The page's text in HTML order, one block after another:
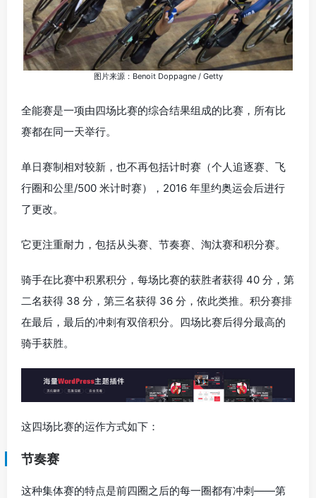
图片来源：Benoit Doppagne / Getty
全能赛是一项由四场比赛的综合结果组成的比赛，所有比
赛都在同一天举行。
单日赛制相对较新，也不再包括计时赛（个人追逐赛、飞
行圈和公里/500 米计时赛），2016 年里约奥运会后进行
了更改。
它更注重耐力，包括从头赛、节奏赛、淘汰赛和积分赛。
骑手在比赛中积累积分，每场比赛的获胜者获得 40 分，第
二名获得 38 分，第三名获得 36 分，依此类推。积分赛排
在最后，最后的冲刺有双倍积分。四场比赛后得分最高的
骑手获胜。
这四场比赛的运作方式如下：
节奏赛
这种集体赛的特点是前四圈之后的每一圈都有冲刺——第